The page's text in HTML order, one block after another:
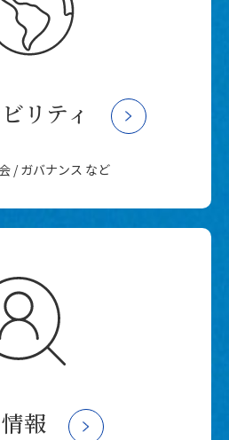
リティ
/ ガバナンス など
報